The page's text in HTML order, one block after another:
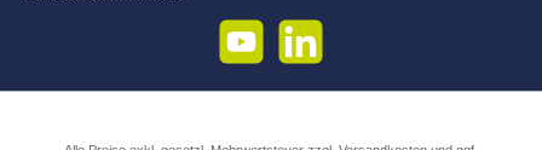
YouTube